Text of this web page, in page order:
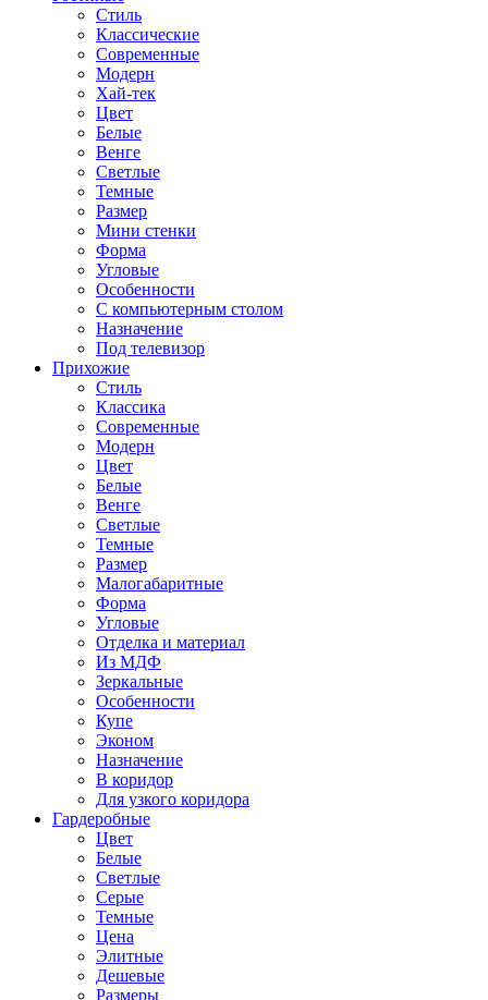
Стиль
Классические
Современные
Модерн
Хай-тек
Цвет
Белые
Венге
Светлые
Темные
Размер
Мини стенки
Форма
Угловые
Особенности
С компьютерным столом
Назначение
Под телевизор
Прихожие
Стиль
Классика
Современные
Модерн
Цвет
Белые
Венге
Светлые
Темные
Размер
Малогабаритные
Форма
Угловые
Отделка и материал
Из МДФ
Зеркальные
Особенности
Купе
Эконом
Назначение
В коридор
Для узкого коридора
Гардеробные
Цвет
Белые
Светлые
Серые
Темные
Цена
Элитные
Дешевые
Размеры